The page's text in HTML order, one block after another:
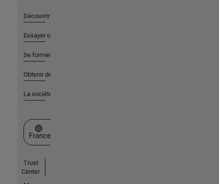
Découvrir les produits
Essayer ou acheter
Se former
Obtenir de l'aide
La société
Sélectionner un site web
France
Trust
Center